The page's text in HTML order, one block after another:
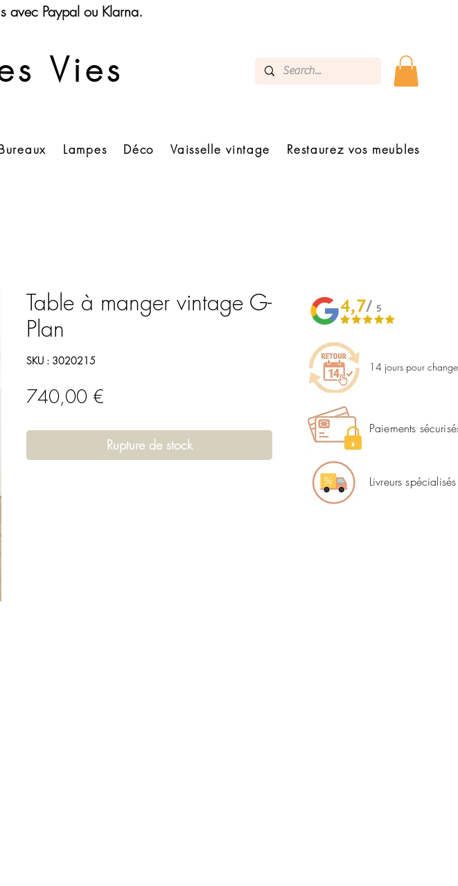
avec Paypal ou Klarna.
Vies
Lampes Déco Vaisselle vintage Restaurez vos meubles
Table à manger vintage G-
Plan
SKU : 3020215
740,00 €
Rupture de stock
14 jours pour
Paiements
Livreurs spécialisés